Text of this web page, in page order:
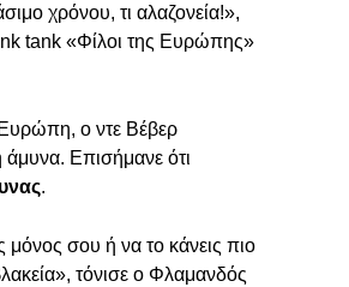
χρόνου, τι αλαζονεία!»,
tank «Φίλοι της Ευρώπης»
ο ντε Βέβερ
Επισήμανε ότι
.
μόνος σου ή να το κάνεις πιο
τόνισε ο Φλαμανδός